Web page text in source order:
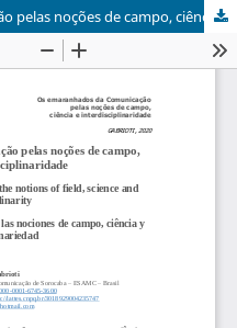
Os emaranhados da Comunicação pelas noções de campo, ciência e interdisciplinaridade